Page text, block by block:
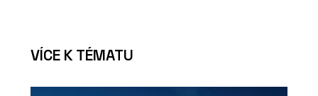
VÍCE K TÉMATU